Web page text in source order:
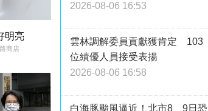
明亮
商店
2026-08-06 16:53
雲林調解委員貢獻獲肯定 103
位績優人員接受表揚
2026-08-06 16:58
白海豚颱風逼近！北市8、9日恐